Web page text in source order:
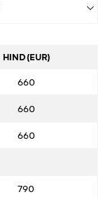
HIND (EUR)
660
660
660
790